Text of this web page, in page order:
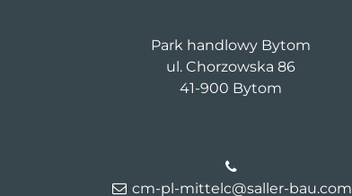
Park handlowy Bytom
ul. Chorzowska 86
41-900 Bytom
cm-pl-mittelc@saller-bau.com